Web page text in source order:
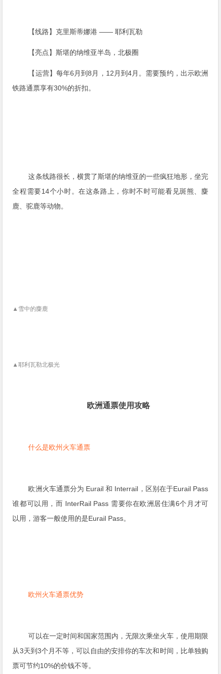
【线路】克里斯蒂娜港 —— 耶利瓦勒
【亮点】斯堪的纳维亚半岛，北极圈
【运营】每年6月到8月，12月到4月。需要预约，出示欧洲
铁路通票享有30%的折扣。
这条线路很长，横贯了斯堪的纳维亚的一些疯狂地形，坐完
全程需要14个小时。在这条路上，你时不时可能看见斑熊、麋
鹿、驼鹿等动物。
▲雪中的麋鹿
▲耶利瓦勒北极光
欧洲通票使用攻略
什么是欧州火车通票
欧洲火车通票分为 Eurail 和 Interrail，区别在于Eurail Pass
谁都可以用，而 InterRail Pass 需要你在欧洲居住满6个月才可
以用，游客一般使用的是Eurail Pass。
欧州火车通票优势
可以在一定时间和国家范围内，无限次乘坐火车，使用期限
从3天到3个月不等，可以自由的安排你的车次和时间，比单独购
票可节约10%的价钱不等。